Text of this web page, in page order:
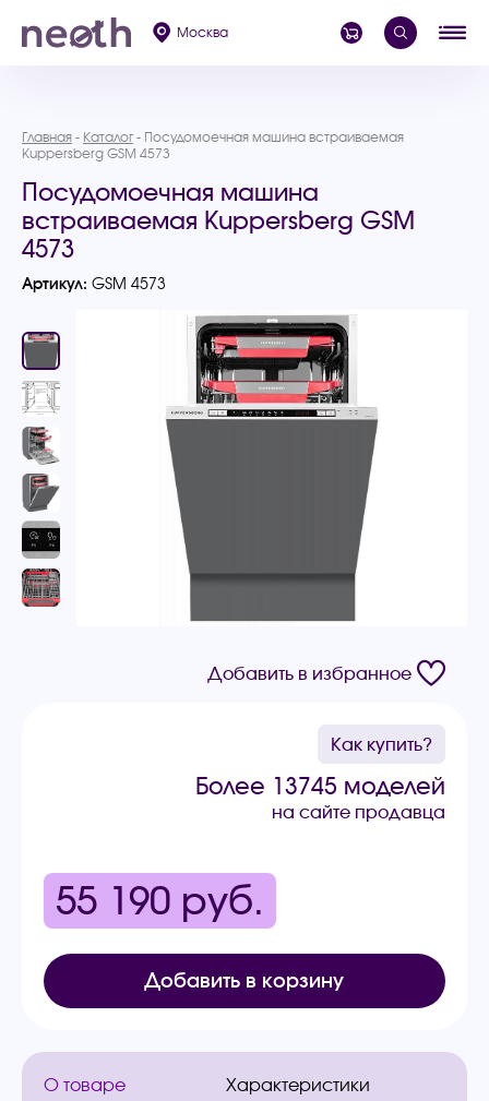
Москва
Главная Каталог
Посудомоечная машина встраиваемая
Kuppersberg GSM 4573
Посудомоечная машина
встраиваемая Kuppersberg GSM
4573
Артикул: GSM 4573
Добавить в избранное
Как купить?
Более 13745 моделей
на сайте продавца
55 190 руб.
Добавить в корзину
О товаре
Характеристики